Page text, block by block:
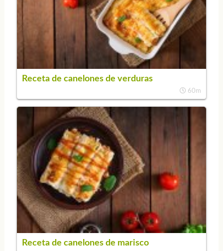
Receta de canelones de verduras
60m
Receta de canelones de marisco